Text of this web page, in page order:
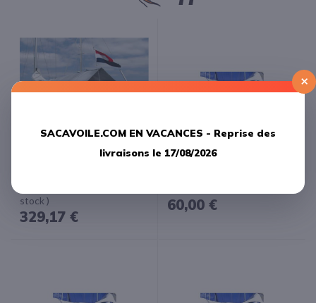
stock )
329,17 €
60,00 €
×
SACAVOILE.COM EN VACANCES - Reprise des
livraisons le 17/08/2026